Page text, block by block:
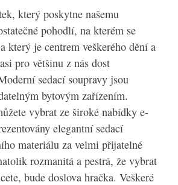
který poskytne našemu
pohodlí, na kterém se
který je centrem veškerého dění a
pro většinu z nás dost
sedací soupravy jsou
bytovým zařízením.
vybrat ze široké nabídky e-
elegantní sedací
materiálu za velmi přijatelné
rozmanitá a pestrá, že vybrat
bude doslova hračka. Veškeré